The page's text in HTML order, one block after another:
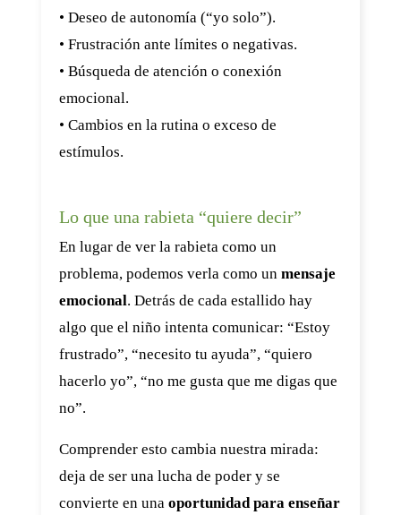
• Deseo de autonomía (“yo solo”).
• Frustración ante límites o negativas.
• Búsqueda de atención o conexión
emocional.
• Cambios en la rutina o exceso de
estímulos.
Lo que una rabieta “quiere decir”
En lugar de ver la rabieta como un
problema, podemos verla como un mensaje
emocional. Detrás de cada estallido hay
algo que el niño intenta comunicar: “Estoy
frustrado”, “necesito tu ayuda”, “quiero
hacerlo yo”, “no me gusta que me digas que
no”.
Comprender esto cambia nuestra mirada:
deja de ser una lucha de poder y se
convierte en una oportunidad para enseñar